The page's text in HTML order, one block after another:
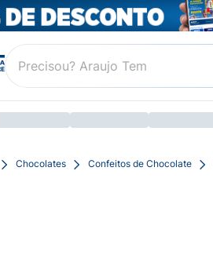
Chocolates Confeitos de Chocolate